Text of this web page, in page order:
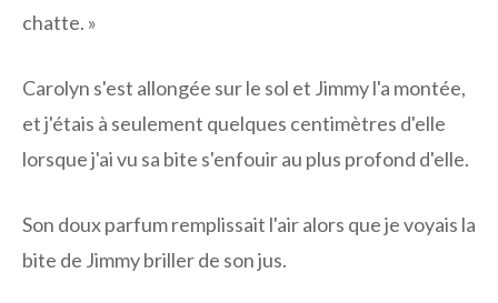
chatte. »
Carolyn s'est allongée sur le sol et Jimmy l'a montée,
et j'étais à seulement quelques centimètres d'elle
lorsque j'ai vu sa bite s'enfouir au plus profond d'elle.
Son doux parfum remplissait l'air alors que je voyais la
bite de Jimmy briller de son jus.